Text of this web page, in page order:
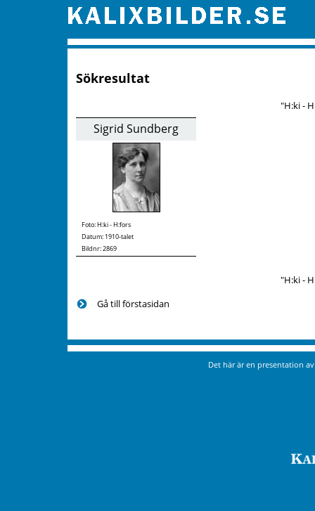
Sökresultat
"H:ki -
Sigrid Sundberg
Foto:H:ki - H:fors
Datum: 1910-talet
Bildnr: 2869
"H:ki -
Gå till förstasidan
Det här är en presentation